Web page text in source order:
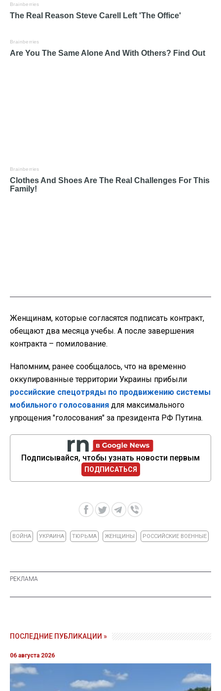
Женщинам, которые согласятся подписать контракт,
обещают два месяца учебы. А после завершения
контракта – помилование.
Напомним, ранее сообщалось, что на временно
оккупированные территории Украины прибыли
российские спецотряды по продвижению системы
мобильного голосования для максимального
упрощения "голосования" за президента РФ Путина.
Подписывайся, чтобы узнать новости первым
ПОДПИСАТЬСЯ
ВОЙНА УКРАИНА ТЮРЬМА ЖЕНЩИНЫ РОССИЙСКИЕ ВОЕННЫЕ
ПОСЛЕДНИЕ ПУБЛИКАЦИИ »
06 августа 2026